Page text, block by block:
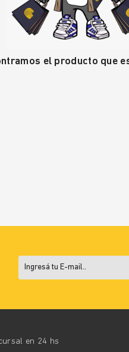
el producto que
en 24 hs